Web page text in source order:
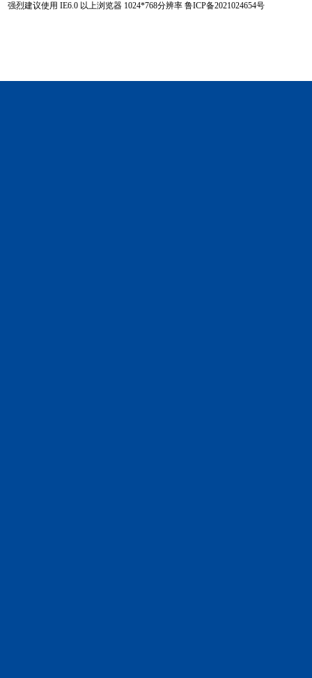
强烈建议使用 IE6.0 以上浏览器 1024*768分辨率 鲁ICP备2021024654号